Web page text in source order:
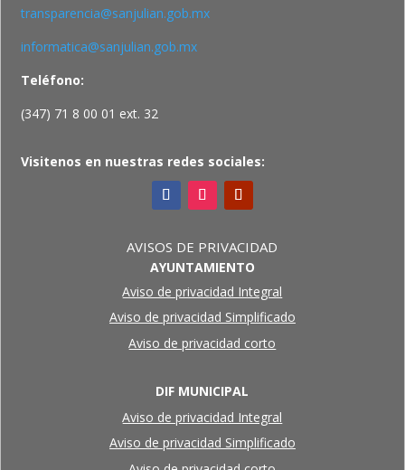
transparencia@sanjulian.gob.mx
informatica@sanjulian.gob.mx
Teléfono:
(347) 71 8 00 01 ext. 32
Visitenos en nuestras redes sociales:
AVISOS DE PRIVACIDAD
AYUNTAMIENTO
Aviso de privacidad Integral
Aviso de privacidad Simplificado
Aviso de privacidad corto
DIF MUNICIPAL
Aviso de privacidad Integral
Aviso de privacidad Simplificado